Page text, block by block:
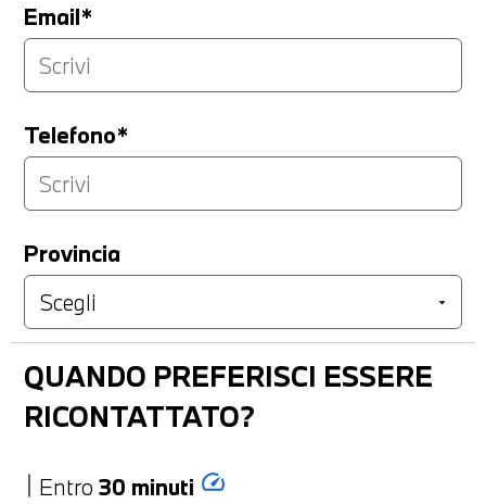
Email*
Telefono*
Provincia
QUANDO PREFERISCI ESSERE
RICONTATTATO?
Entro 30 minuti speed